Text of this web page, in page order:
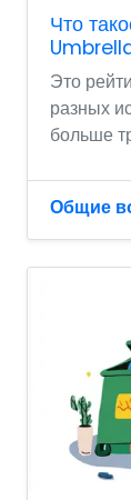
Что
Это
разных
больше
Общие